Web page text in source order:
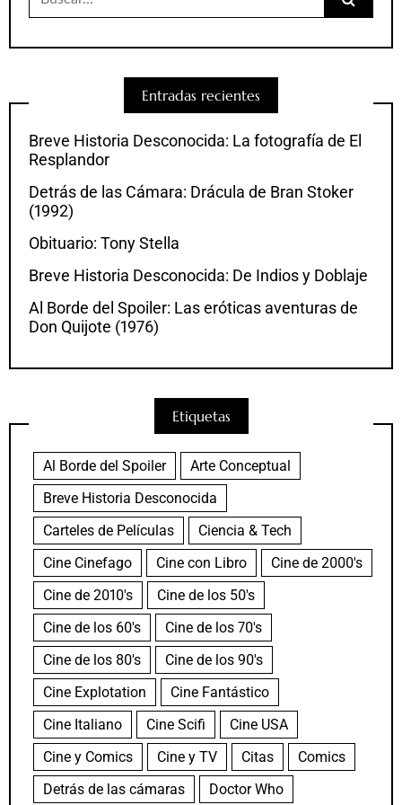
Entradas recientes
Breve Historia Desconocida: La fotografía de El
Resplandor
Detrás de las Cámara: Drácula de Bran Stoker
(1992)
Obituario: Tony Stella
Breve Historia Desconocida: De Indios y Doblaje
Al Borde del Spoiler: Las eróticas aventuras de
Don Quijote (1976)
Etiquetas
Al Borde del Spoiler
Arte Conceptual
Breve Historia Desconocida
Carteles de Películas
Ciencia & Tech
Cine Cinefago
Cine con Libro
Cine de 2000's
Cine de 2010's
Cine de los 50's
Cine de los 60's
Cine de los 70's
Cine de los 80's
Cine de los 90's
Cine Explotation
Cine Fantástico
Cine Italiano
Cine Scifi
Cine USA
Cine y Comics
Cine y TV Citas
Comics
Detrás de las cámaras
Doctor Who